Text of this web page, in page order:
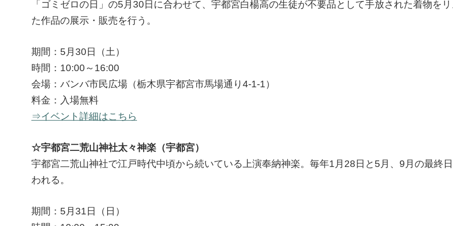
「ゴミゼロの日」の5月30日に合わせて、宇都宮白楊高の生徒が不要品として手放された着物を
た作品の展示・販売を行う。
期間：5月30日（土）
時間：10:00～16:00
会場：バンバ市民広場（栃木県宇都宮市馬場通り4-1-1）
料金：入場無料
⇒イベント詳細はこちら
☆宇都宮二荒山神社太々神楽（宇都宮）
宇都宮二荒山神社で江戸時代中頃から続いている上演奉納神楽。毎年1月28日と5月、9月の最終
われる。
期間：5月31日（日）